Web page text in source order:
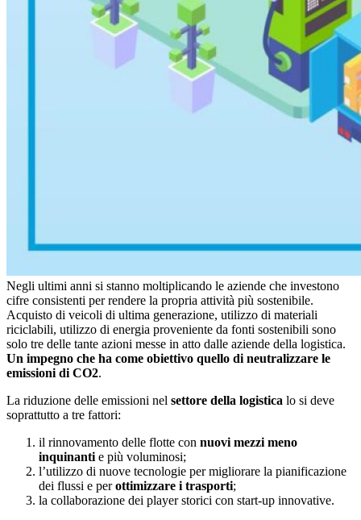
Negli ultimi anni si stanno moltiplicando le aziende che investono
cifre consistenti per rendere la propria attività più sostenibile.
Acquisto di veicoli di ultima generazione, utilizzo di materiali
riciclabili, utilizzo di energia proveniente da fonti sostenibili sono
solo tre delle tante azioni messe in atto dalle aziende della logistica.
Un impegno che ha come obiettivo quello di neutralizzare le
emissioni di CO2.
La riduzione delle emissioni nel settore della logistica lo si deve
soprattutto a tre fattori:
il rinnovamento delle flotte con nuovi mezzi meno
inquinanti e più voluminosi;
l’utilizzo di nuove tecnologie per migliorare la pianificazione
dei flussi e perottimizzare i trasporti;
la collaborazione dei player storici con start-up innovative.